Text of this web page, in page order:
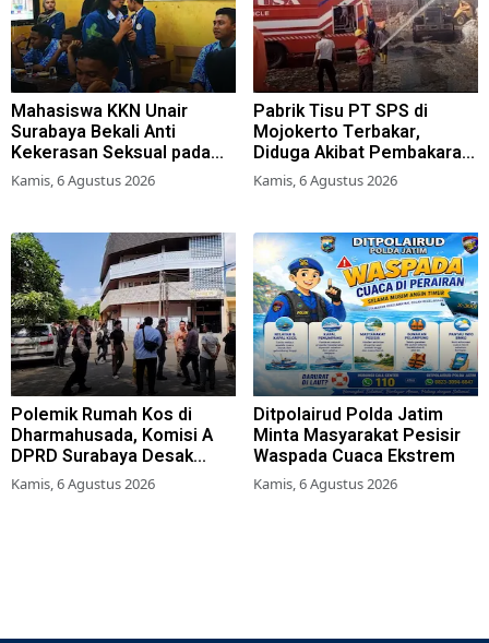
Mahasiswa KKN Unair
Surabaya Bekali Anti
Kekerasan Seksual pada
Siswa SMK
Kamis, 6 Agustus 2026
Pabrik Tisu PT SPS di
Mojokerto Terbakar,
Diduga Akibat Pembakaran
Lahan Tebu
Kamis, 6 Agustus 2026
Polemik Rumah Kos di
Dharmahusada, Komisi A
DPRD Surabaya Desak
Pemkot Terbitkan Perwali
Perda Hunian Layak
Kamis, 6 Agustus 2026
Ditpolairud Polda Jatim
Minta Masyarakat Pesisir
Waspada Cuaca Ekstrem
Kamis, 6 Agustus 2026